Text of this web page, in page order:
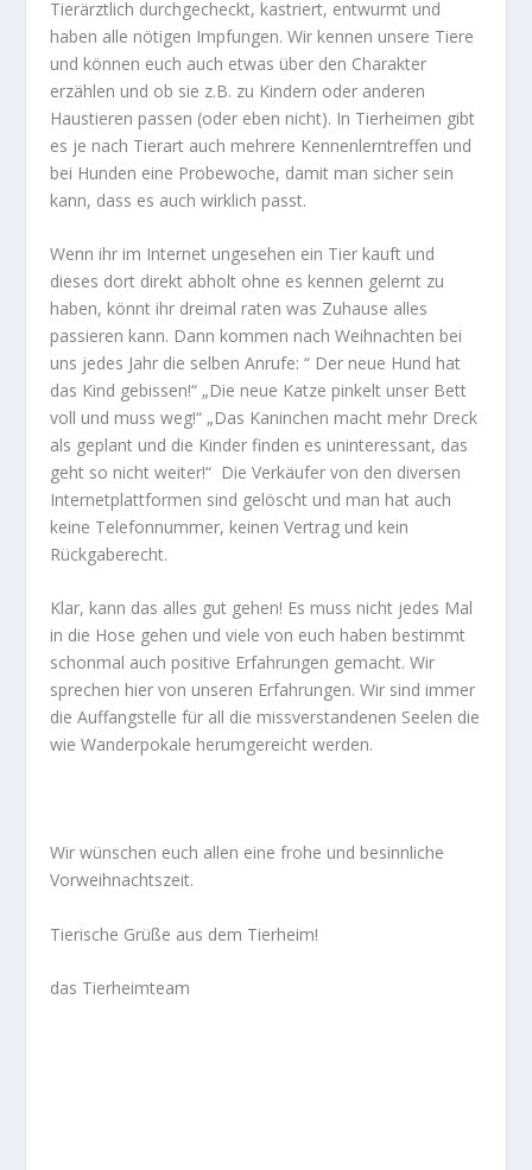
Tierärztlich durchgecheckt, kastriert, entwurmt und
haben alle nötigen Impfungen. Wir kennen unsere Tiere
und können euch auch etwas über den Charakter
erzählen und ob sie z.B. zu Kindern oder anderen
Haustieren passen (oder eben nicht). In Tierheimen gibt
es je nach Tierart auch mehrere Kennenlerntreffen und
bei Hunden eine Probewoche, damit man sicher sein
kann, dass es auch wirklich passt.
Wenn ihr im Internet ungesehen ein Tier kauft und
dieses dort direkt abholt ohne es kennen gelernt zu
haben, könnt ihr dreimal raten was Zuhause alles
passieren kann. Dann kommen nach Weihnachten bei
uns jedes Jahr die selben Anrufe: “ Der neue Hund hat
das Kind gebissen!“ „Die neue Katze pinkelt unser Bett
voll und muss weg!“ „Das Kaninchen macht mehr Dreck
als geplant und die Kinder finden es uninteressant, das
geht so nicht weiter!“ Die Verkäufer von den diversen
Internetplattformen sind gelöscht und man hat auch
keine Telefonnummer, keinen Vertrag und kein
Rückgaberecht.
Klar, kann das alles gut gehen! Es muss nicht jedes Mal
in die Hose gehen und viele von euch haben bestimmt
schonmal auch positive Erfahrungen gemacht. Wir
sprechen hier von unseren Erfahrungen. Wir sind immer
die Auffangstelle für all die missverstandenen Seelen die
wie Wanderpokale herumgereicht werden.
Wir wünschen euch allen eine frohe und besinnliche
Vorweihnachtszeit.
Tierische Grüße aus dem Tierheim!
das Tierheimteam